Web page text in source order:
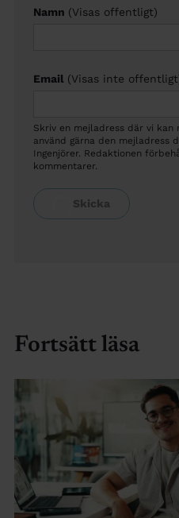
Namn (Visas offentligt)
Email (Visas inte
Skriv en mejladress där vi kan
använd gärna den mejladress
Ingenjörer. Redaktionen
kommentarer.
Fortsätt läsa